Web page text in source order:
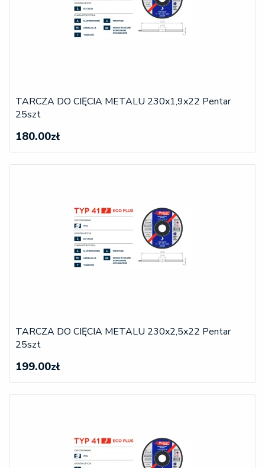
TARCZA DO CIĘCIA METALU 230x1,9x22 Pentar
25szt
180.00zł
TARCZA DO CIĘCIA METALU 230x2,5x22 Pentar
25szt
199.00zł